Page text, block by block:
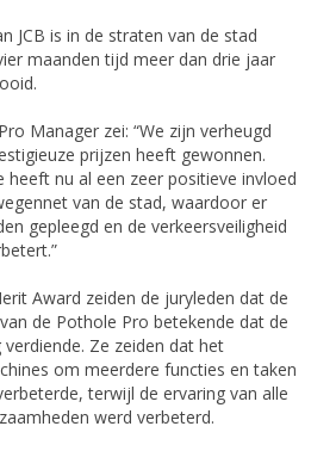
JCB is in de straten van de stad
maanden tijd meer dan drie jaar
Manager zei: “We zijn verheugd
prijzen heeft gewonnen.
nu al een zeer positieve invloed
van de stad, waardoor er
gepleegd en de verkeersveiligheid
Award zeiden de juryleden dat de
de Pothole Pro betekende dat de
Ze zeiden dat het
om meerdere functies en taken
terwijl de ervaring van alle
werd verbeterd.